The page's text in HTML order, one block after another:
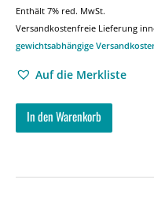
Enthält 7% red. MwSt.
Versandkostenfreie Lieferung
gewichtsabhängige
Auf die Merkliste
In den Warenkorb